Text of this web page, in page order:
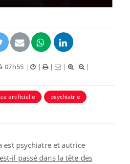
07h55 | | | |
|
artificielle
psychiatrie
est psychiatre et autrice
il passé dans la tête des